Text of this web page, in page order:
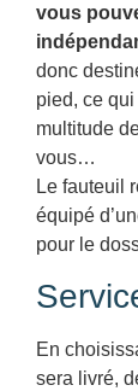
vous
donc
pied, ce
multitude
vous…
Le fauteuil
équipé
pour le
En
sera livré,